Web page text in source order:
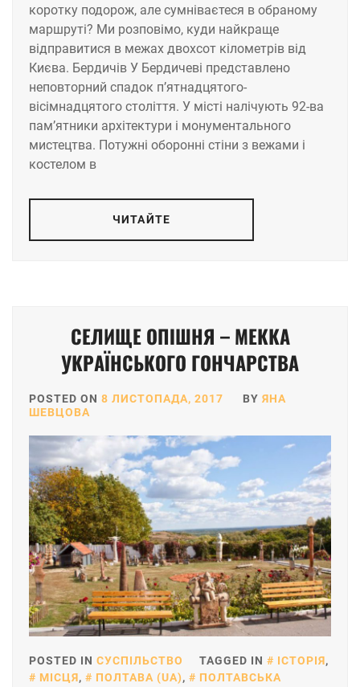
коротку подорож, але сумніваєтеся в обраному
маршруті? Ми розповімо, куди найкраще
відправитися в межах двохсот кілометрів від
Києва. Бердичів У Бердичеві представлено
неповторний спадок п’ятнадцятого-
вісімнадцятого століття. У місті налічують 92-ва
пам’ятники архітектури і монументального
мистецтва. Потужні оборонні стіни з вежами і
костелом в
ЧИТАЙТЕ
СЕЛИЩЕ ОПІШНЯ – МЕККА
УКРАЇНСЬКОГО ГОНЧАРСТВА
POSTED ON 8 ЛИСТОПАДА, 2017 BY ЯНА
ШЕВЦОВА
POSTED IN СУСПІЛЬСТВО TAGGED IN ІСТОРІЯ,
МІСЦЯ, ПОЛТАВА (UA),
ПОЛТАВСЬКА